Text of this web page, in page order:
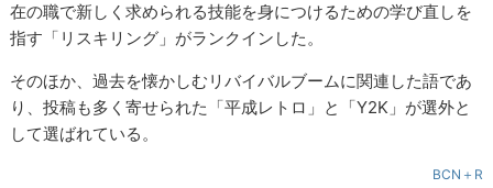
在の職で新しく求められる技能を身につけるための学び直しを
指す「リスキリング」がランクインした。
そのほか、過去を懐かしむリバイバルブームに関連した語であ
り、投稿も多く寄せられた「平成レトロ」と「Y2K」が選外と
して選ばれている。
BCN＋R